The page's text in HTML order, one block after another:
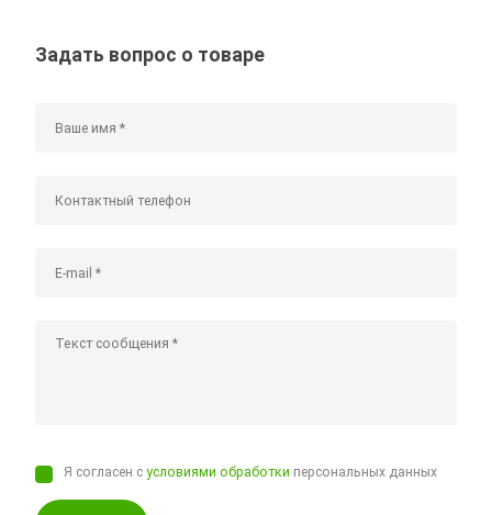
Задать вопрос о товаре
Я согласен сусловиями обработки персональных данных